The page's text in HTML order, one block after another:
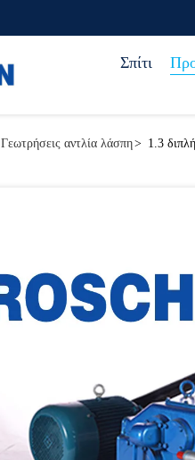
Σπίτι
Γεωτρήσεις αντλία λάσπη> 1.3